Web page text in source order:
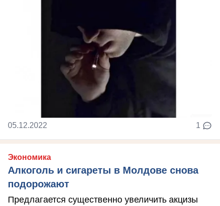
05.12.2022 1
Экономика
Алкоголь и сигареты в Молдове снова
подорожают
Предлагается существенно увеличить акцизы